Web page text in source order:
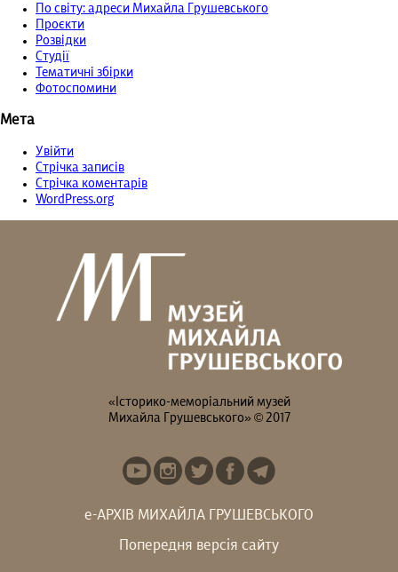
По світу: адреси Михайла Грушевського
Проєкти
Розвідки
Студії
Тематичні збірки
Фотоспомини
Мета
Увійти
Стрічка записів
Стрічка коментарів
WordPress.org
«Історико-меморіальний музей
Михайла Грушевського» © 2017
е-АРХІВ МИХАЙЛА ГРУШЕВСЬКОГО
Попередня версія сайту